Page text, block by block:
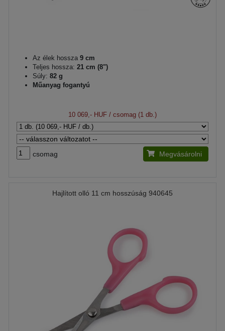
Az élek hossza 9 cm
Teljes hossza: 21 cm (8")
Súly: 82 g
Műanyag fogantyú
10 069,- HUF / csomag (1 db.)
csomag Megvásárolni
Hajlított olló 11 cm hosszúság 940645